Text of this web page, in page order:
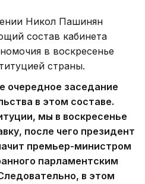
Никол Пашинян
состав кабинета
в воскресенье
страны.
очередное заседание
в этом составе.
мы в воскресенье
после чего президент
премьер-министром
парламентским
в этом